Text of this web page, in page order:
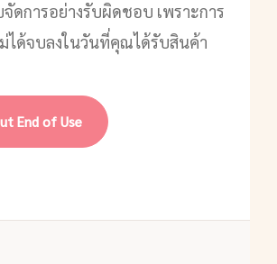
ดการอย่างรับผิดชอบ เพราะการ
ม่ได้จบลงในวันที่คุณได้รับสินค้า
End of Use